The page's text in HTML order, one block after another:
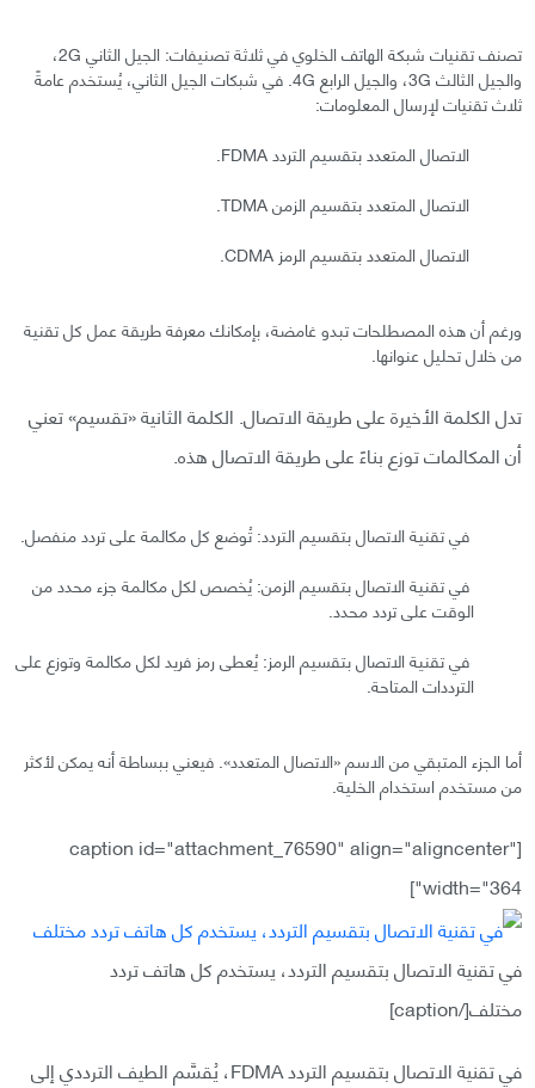
تصنف تقنيات شبكة الهاتف الخلوي في ثلاثة تصنيفات: الجيل الثاني 2G،
والجيل الثالث 3G، والجيل الرابع 4G. في شبكات الجيل الثاني، يُستخدم عامةً
ثلاث تقنيات لإرسال المعلومات:
الاتصال المتعدد بتقسيم التردد FDMA.
الاتصال المتعدد بتقسيم الزمن TDMA.
الاتصال المتعدد بتقسيم الرمز CDMA.
ورغم أن هذه المصطلحات تبدو غامضة، بإمكانك معرفة طريقة عمل كل تقنية
من خلال تحليل عنوانها.
تدل الكلمة الأخيرة على طريقة الاتصال. الكلمة الثانية «تقسيم» تعني
أن المكالمات توزع بناءً على طريقة الاتصال هذه.
في تقنية الاتصال بتقسيم التردد: تُوضع كل مكالمة على تردد منفصل.
في تقنية الاتصال بتقسيم الزمن: يُخصص لكل مكالمة جزء محدد من
الوقت على تردد محدد.
في تقنية الاتصال بتقسيم الرمز: يُعطى رمز فريد لكل مكالمة وتوزع على
الترددات المتاحة.
أما الجزء المتبقي من الاسم «الاتصال المتعدد». فيعني ببساطة أنه يمكن لأكثر
من مستخدم استخدام الخلية.
[caption id="attachment_76590" align="aligncenter"
width="364"]
في تقنية الاتصال بتقسيم التردد، يستخدم كل هاتف تردد
مختلف[/caption]
في تقنية الاتصال بتقسيم التردد FDMA، يُقسَّم الطيف الترددي إلى